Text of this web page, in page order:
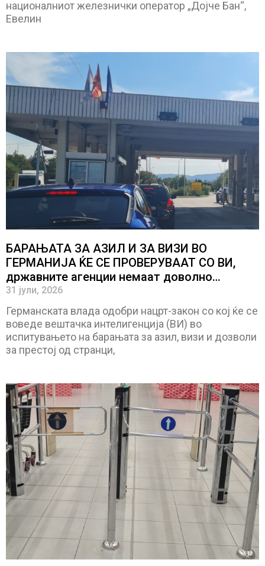
националниот железнички оператор „Дојче Бан“,
Евелин
БАРАЊАТА ЗА АЗИЛ И ЗА ВИЗИ ВО
ГЕРМАНИЈА ЌЕ СЕ ПРОВЕРУВААТ СО ВИ,
државните агенции немаат доволно
персонал за да се справат со големиот број
барања
31 јули, 2026
Германската влада одобри нацрт-закон со кој ќе се
воведе вештачка интелигенција (ВИ) во
испитувањето на барањата за азил, визи и дозволи
за престој од странци,